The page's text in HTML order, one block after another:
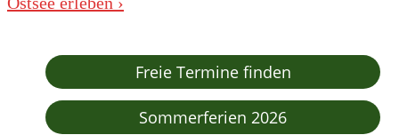
Freie Termine finden
Sommerferien 2026